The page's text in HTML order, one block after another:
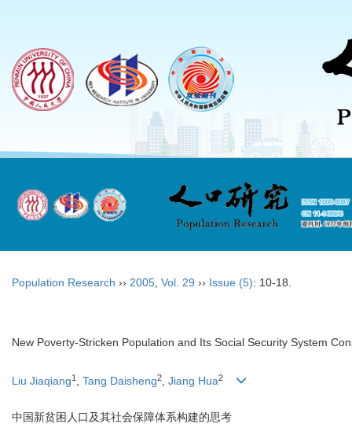
Population Research ›› 2005 Vol. 29 ›› Issue (5): 10-18.
New Poverty-Stricken Population and Its Social Security System
Liu Jiaqiang1 Tang Daisheng2 Jiang Hua2
中国新贫困人口及其社会保障体系构建的思考